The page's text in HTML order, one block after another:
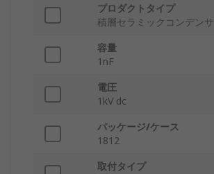
プロダクトタイプ
積層セラミックコンデンサ
容量
1nF
電圧
1kV dc
パッケージ/ケース
1812
取付タイプ